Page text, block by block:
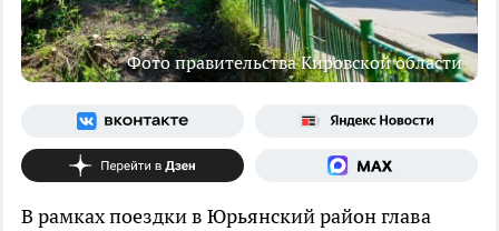
Фото правительства Кировской области
В рамках поездки в Юрьянский район глава